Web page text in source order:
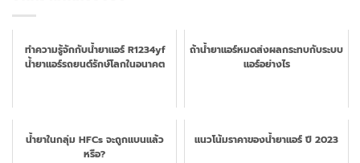
ทำความรู้จักกับน้ำยาแอร์ R1234yf
น้ำยาแอร์รถยนต์รักษ์โลกในอนาคต
ถ้าน้ำยาแอร์หมดส่งผลกระทบกับระบบ
แอร์อย่างไร
น้ำยาในกลุ่ม HFCs จะถูกแบนแล้ว
หรือ?
แนวโน้มราคาของน้ำยาแอร์ ปี 2023